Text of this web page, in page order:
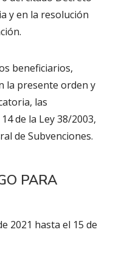
y en la resolución
beneficiarios,
la presente orden y
las
de la Ley 38/2003,
de Subvenciones.
PARA
2021 hasta el 15 de